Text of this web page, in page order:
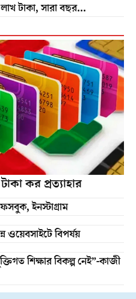
টাকা, সারা বছর...
কর প্রত্যাহার
ইনস্টাগ্রাম
ওয়েবসাইটে বিপর্যয়
শিক্ষার বিকল্প নেই”-কাজী